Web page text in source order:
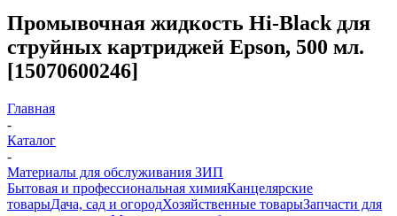
Промывочная жидкость Hi-Black для
струйных картриджей Epson, 500 мл.
[15070600246]
Главная
-
Каталог
-
Материалы для обслуживания ЗИП
Бытовая и профессиональная химияКанцелярские
товарыДача, сад и огородХозяйственные товарыЗапчасти для